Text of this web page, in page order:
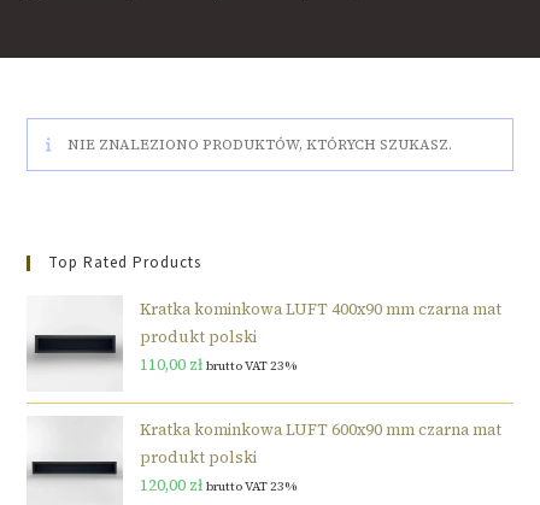
NIE ZNALEZIONO PRODUKTÓW, KTÓRYCH SZUKASZ.
Top Rated Products
Kratka kominkowa LUFT 400x90 mm czarna mat
produkt polski
110,00 zł brutto VAT 23%
Kratka kominkowa LUFT 600x90 mm czarna mat
produkt polski
120,00 zł brutto VAT 23%